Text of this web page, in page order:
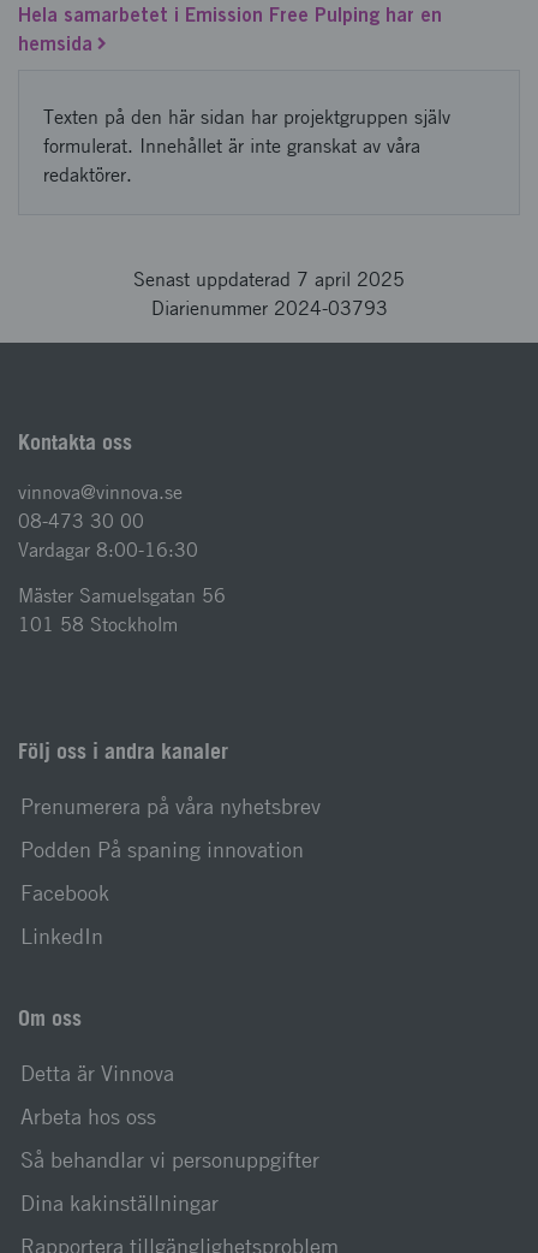
Hela samarbetet i Emission Free Pulping har en
hemsida
Texten på den här sidan har projektgruppen själv
formulerat. Innehållet är inte granskat av våra
redaktörer.
Senast uppdaterad 7 april 2025
Diarienummer 2024-03793
Kontakta oss
vinnova@vinnova.se
08-473 30 00
Vardagar 8:00-16:30
Mäster Samuelsgatan 56
101 58 Stockholm
Följ oss i andra kanaler
Prenumerera på våra nyhetsbrev
Podden På spaning innovation
Facebook
LinkedIn
Om oss
Detta är Vinnova
Arbeta hos oss
Så behandlar vi personuppgifter
Dina kakinställningar
Rapportera tillgänglighetsproblem